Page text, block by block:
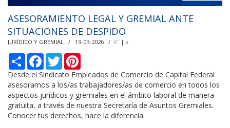
ASESORAMIENTO LEGAL Y GREMIAL ANTE
SITUACIONES DE DESPIDO
JURÍDICO Y GREMIAL / 19-03-2026 / A+ | a-
С
о
д
е
л
и
F
c
e
b
o
o
k
T
w
i
t
t
e
r
n
t
e
r
e
t
Desde el Sindicato Empleados de Comercio de Capital Federal
asesoramos a los/as trabajadores/as de comercio en todos los
aspectos jurídicos y gremiales en el ámbito laboral de manera
gratuita, a través de nuestra Secretaría de Asuntos Gremiales.
Conocer tus derechos, hace la diferencia.